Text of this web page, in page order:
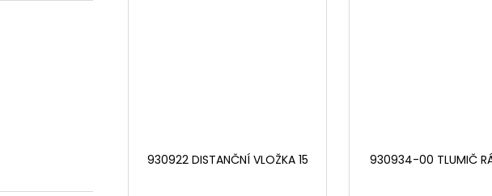
930922 DISTANČNÍ VLOŽKA 15 930934-00 TLUMIČ